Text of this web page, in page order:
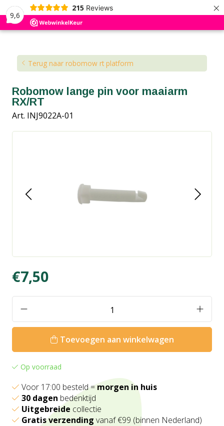
9,6
215 Reviews ×
Terug naar robomow rt platform
Robomow lange pin voor maaiarm
RX/RT
Art. INJ9022A-01
€7,50
Toevoegen aan winkelwagen
Op voorraad
Voor 17:00 besteld =morgen in huis
30 dagen bedenktijd
Uitgebreide collectie
Gratis verzending vanaf €99 (binnen Nederland)